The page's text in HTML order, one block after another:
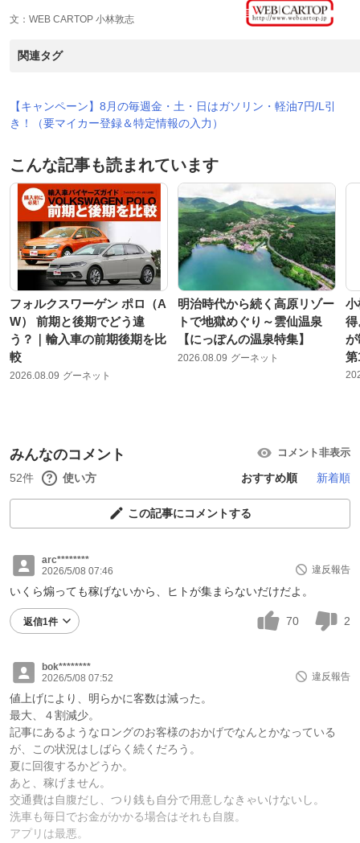
文：WEB CARTOP 小林敦志
関連タグ
【キャンペーン】8月の毎週金・土・日はガソリン・軽油7円/L引
き！（要マイカー登録＆特定情報の入力）
こんな記事も読まれています
フォルクスワーゲン ポロ（A
W） 前期と後期でどう違
う？｜輸入車の前期後期を比
較
2026.08.09 グーネット
明治時代から続く高原リゾー
トで地獄めぐり～雲仙温泉
【にっぽんの温泉特集】
2026.08.09 グーネット
小
得
が
第
みんなのコメント コメント非表示
52件 使い方 おすすめ順 新着順
この記事にコメントする
arc********
2026/5/08 07:46
違反報告
いくら煽っても稼げないから、ヒトが集まらないだけだよ。
返信1件 70 2
bok********
2026/5/08 07:52
違反報告
値上げにより、明らかに客数は減った。
最大、４割減少。
記事にあるようなロングのお客様のおかげでなんとかなっている
が、この状況はしばらく続くだろう。
夏に回復するかどうか。
あと、稼げません。
交通費は自腹だし、つり銭も自分で用意しなきゃいけないし。
洗車も毎日でお金がかかる場合はそれも自腹。
アプリは最悪。